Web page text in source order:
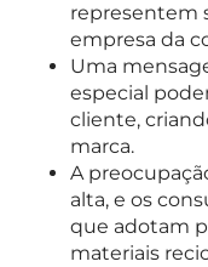
representem
empresa da
Uma
especial
cliente,
marca.
A
alta, e os
que adotam
materiais